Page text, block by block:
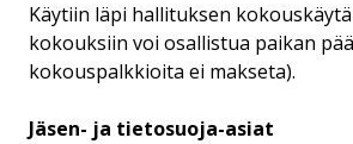
Käytiin läpi hallituksen
kokouksiin voi osallistua paikan
kokouspalkkioita ei makseta).
Jäsen- ja tietosuoja-asiat